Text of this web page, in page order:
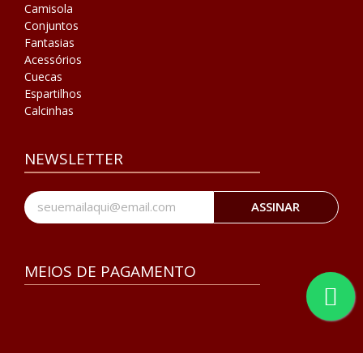
Camisola
Conjuntos
Fantasias
Acessórios
Cuecas
Espartilhos
Calcinhas
NEWSLETTER
ASSINAR
MEIOS DE PAGAMENTO